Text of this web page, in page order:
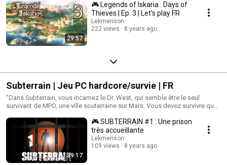
29:57
🎮 Legends of Iskaria : Days of
Thieves | Ep. 3 | Let's play FR
Lekmerison
222 views
8 years ago
Subterrain | Jeu PC hardcore/survie | FR
"Dans Subterrain, vous incarnez le Dr. West, qui semble être le seul
survivant de MPO, une ville souterraine sur Mars. Vous devez survivre quoi
vos blessures, et récolter des ressources dans une lutte constante pour
survivre a la catastrophe qui a frappé Mars."
39:17
🎮 SUBTERRAIN #1 : Une prison
très accueillante
Lekmerison
109 views
8 years ago